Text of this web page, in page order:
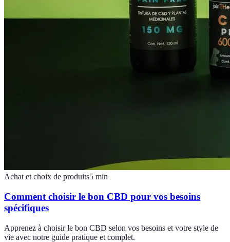
Achat et choix de produits5 min
Comment choisir le bon CBD pour vos besoins
spécifiques
Apprenez à choisir le bon CBD selon vos besoins et votre style de
vie avec notre guide pratique et complet.